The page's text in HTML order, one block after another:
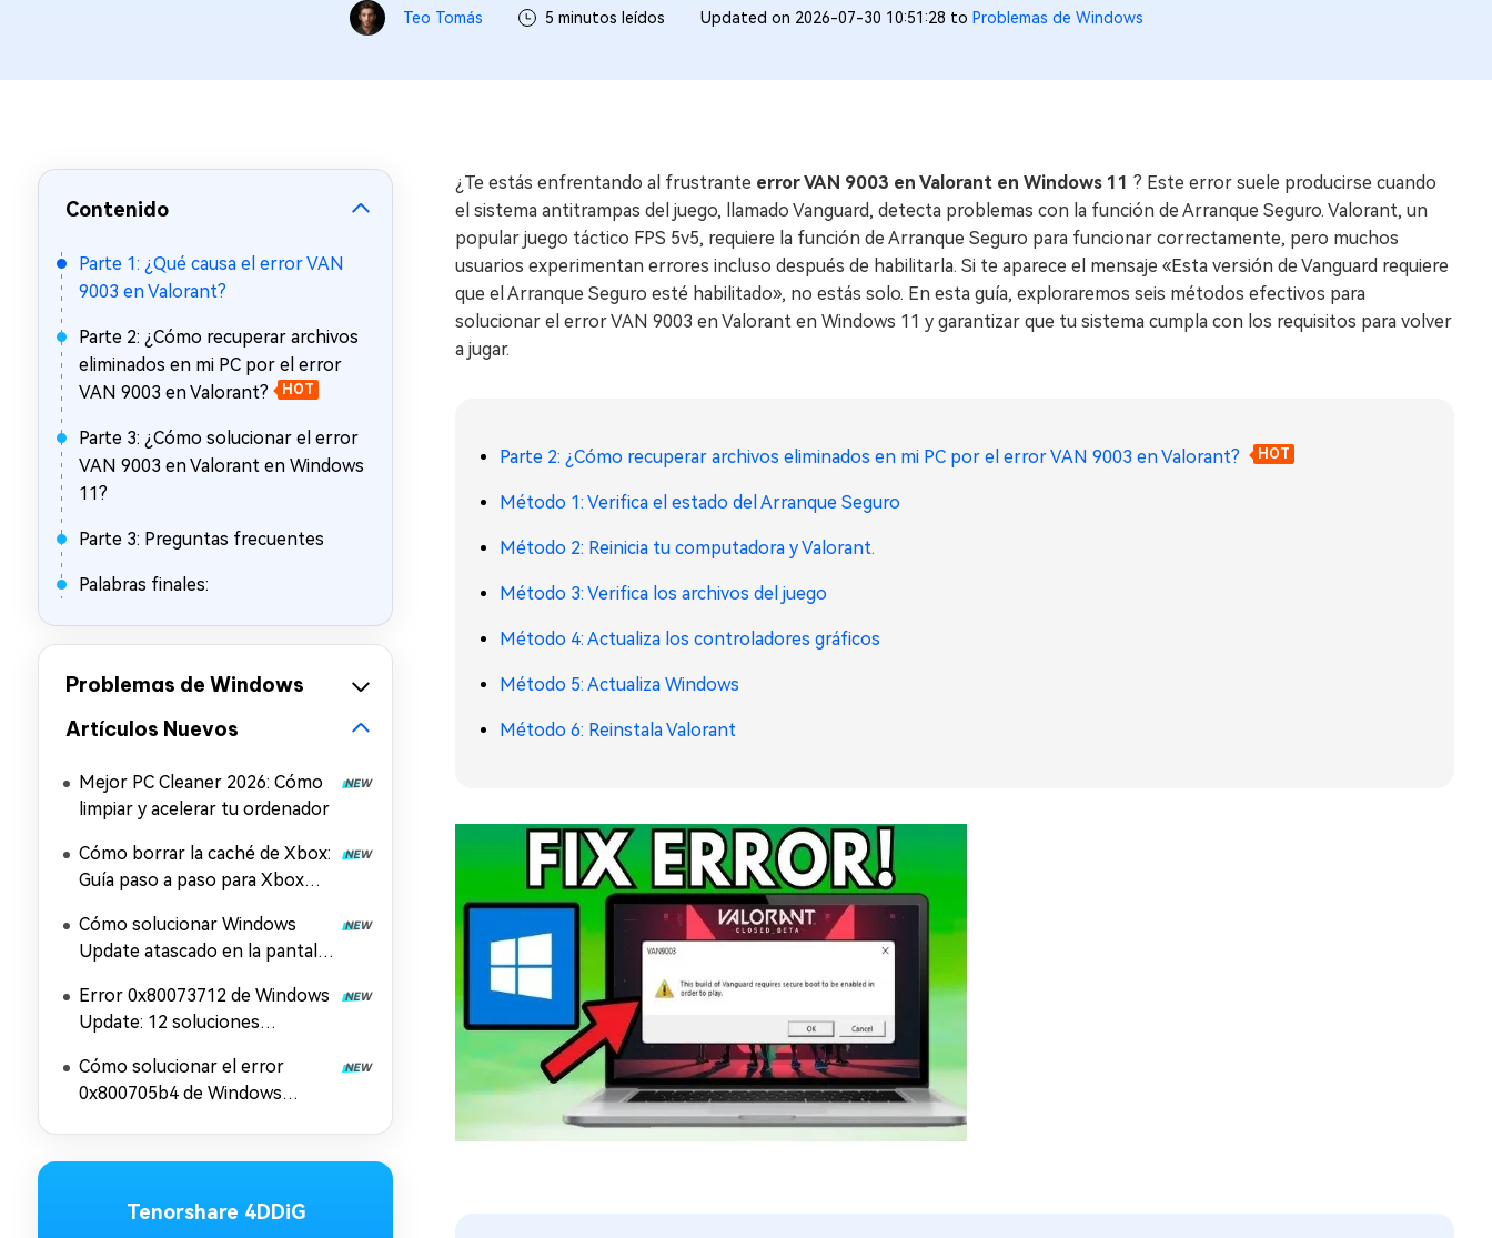
Teo Tomás 5 minutos leídos Updated on 2026-07-30 10:51:28 to Problemas de Windows
Contenido
Parte 1: ¿Qué causa el error VAN
9003 en Valorant?
Parte 2: ¿Cómo recuperar archivos
eliminados en mi PC por el error
VAN 9003 en Valorant?
HOT
Parte 3: ¿Cómo solucionar el error
VAN 9003 en Valorant en Windows
11?
Parte 3: Preguntas frecuentes
Palabras finales:
Problemas de Windows
Artículos Nuevos
Mejor PC Cleaner 2026: Cómo
limpiar y acelerar tu ordenador
Cómo borrar la caché de Xbox:
Guía paso a paso para Xbox
Cómo solucionar Windows
Update atascado en la pantalla
Error 0x80073712 de Windows
Update: 12 soluciones
Cómo solucionar el error
0x800705b4 de Windows
Tenorshare 4DDiG
¿Te estás enfrentando al frustrante error VAN 9003 en Valorant en Windows 11 ? Este error suele producirse cuando
el sistema antitrampas del juego, llamado Vanguard, detecta problemas con la función de Arranque Seguro. Valorant, un
popular juego táctico FPS 5v5, requiere la función de Arranque Seguro para funcionar correctamente, pero muchos
usuarios experimentan errores incluso después de habilitarla. Si te aparece el mensaje «Esta versión de Vanguard requiere
que el Arranque Seguro esté habilitado», no estás solo. En esta guía, exploraremos seis métodos efectivos para
solucionar el error VAN 9003 en Valorant en Windows 11 y garantizar que tu sistema cumpla con los requisitos para volver
a jugar.
Parte 2: ¿Cómo recuperar archivos eliminados en mi PC por el error VAN 9003 en Valorant? HOT
Método 1: Verifica el estado del Arranque Seguro
Método 2: Reinicia tu computadora y Valorant.
Método 3: Verifica los archivos del juego
Método 4: Actualiza los controladores gráficos
Método 5: Actualiza Windows
Método 6: Reinstala Valorant